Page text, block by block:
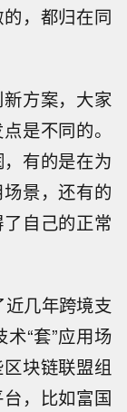
，都归在同
方案，大家
是不同的。
有的是在为
景，还有的
自己的正常
几年跨境支
“套”应用场
块链联盟组
，比如富国